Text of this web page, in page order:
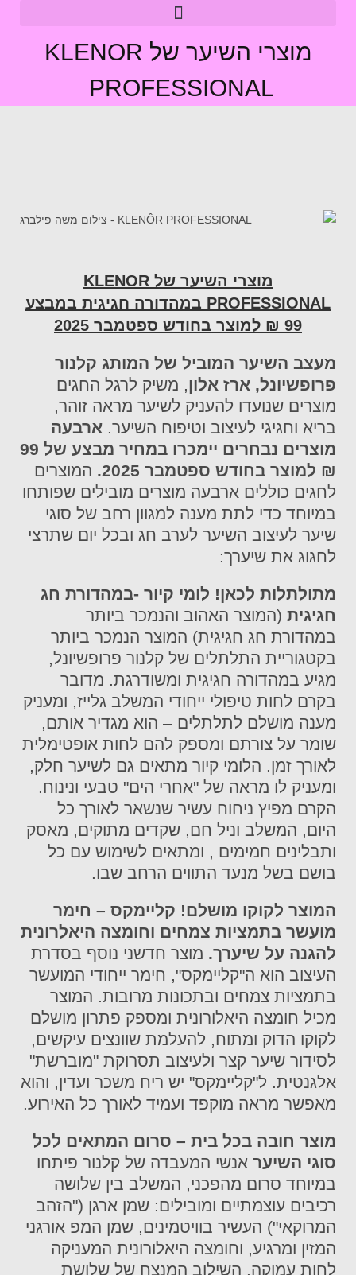
מוצרי השיער של KLENOR
PROFESSIONAL
מוצרי השיער שלKLENOR
PROFESSIONAL במהדורה חגיגית במבצע
99 ₪ למוצר בחודש ספטמבר 2025
מעצב השיער המוביל של המותג קלנור
פרופשיונל, ארז אלון, משיק לרגל החגים
מוצרים שנועדו להעניק לשיער מראה זוהר,
בריא וחגיגי לעיצוב וטיפוח השיער. ארבעה
מוצרים נבחרים יימכרו במחיר מבצע של 99
₪ למוצר בחודש ספטמבר 2025.
המוצרים
לחגים כוללים ארבעה מוצרים מובילים שפותחו
במיוחד כדי לתת מענה למגוון רחב של סוגי
שיער לעיצוב השיער לערב חג ובכל יום שתרצי
לחגוג את שיערך:
מתולתלות לכאן! לומי קיור -במהדורת חג
חגיגית (המוצר האהוב והנמכר ביותר
במהדורת חג חגיגית) המוצר הנמכר ביותר
בקטגוריית התלתלים של קלנור פרופשיונל,
מגיע במהדורה חגיגית ומשודרגת. מדובר
בקרם לחות טיפולי ייחודי המשלב גלייז, ומעניק
מענה מושלם לתלתלים – הוא מגדיר אותם,
שומר על צורתם ומספק להם לחות אופטימלית
לאורך זמן. הלומי קיור מתאים גם לשיער חלק,
ומעניק לו מראה של "אחרי הים" טבעי ונינוח.
הקרם מפיץ ניחוח עשיר שנשאר לאורך כל
היום, המשלב וניל חם, שקדים מתוקים, מאסק
ותבלינים חמימים , ומתאים לשימוש עם כל
בושם בשל מנעד התווים הרחב שבו.
המוצר לקוקו מושלם! קליימקס – חימר
מועשר בתמציות צמחים וחומצה היאלרונית
להגנה על שיערך. מוצר חדשני נוסף בסדרת
העיצוב הוא ה"קליימקס", חימר ייחודי המועשר
בתמציות צמחים ובתכונות מרובות. המוצר
מכיל חומצה היאלורונית ומספק פתרון מושלם
לקוקו הדוק ומתוח, להעלמת שוונצים עיקשים,
לסידור שיער קצר ולעיצוב תסרוקת "מוברשת"
אלגנטית. ל"קליימקס" יש ריח משכר ועדין, והוא
מאפשר מראה מוקפד ועמיד לאורך כל האירוע.
מוצר חובה בכל בית – סרום המתאים לכל
סוגי השיער אנשי המעבדה של קלנור פיתחו
במיוחד סרום מהפכני, המשלב בין שלושה
רכיבים עוצמתיים ומובילים: שמן ארגן ("הזהב
המרוקאי") העשיר בוויטמינים, שמן המפ אורגני
המזין ומרגיע, וחומצה היאלורונית המעניקה
לחות עמוקה. השילוב המנצח של שלושת